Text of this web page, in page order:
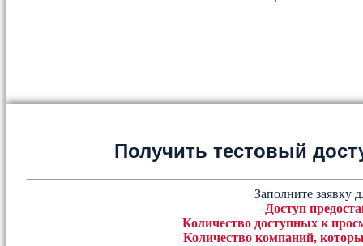
Получить тестовый
Заполните заявку
Доступ
Количество доступных к
Количество компаний,